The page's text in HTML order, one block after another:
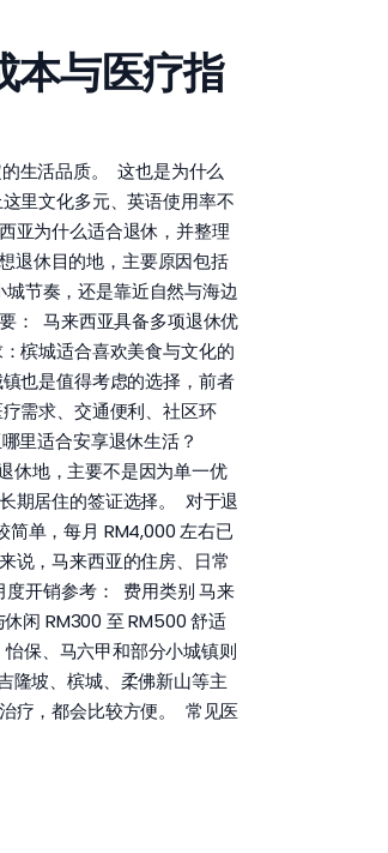
本与医疗指
生活品质。 这也是为什么
里文化多元、英语使用率不
亚为什么适合退休，并整理
退休目的地，主要原因包括
节奏，还是靠近自然与海边
： 马来西亚具备多项退休优
槟城适合喜欢美食与文化的
也是值得考虑的选择，前者
需求、交通便利、社区环
里适合安享退休生活？
休地，主要不是因为单一优
期居住的签证选择。 对于退
单，每月 RM4,000 左右已
说，马来西亚的住房、日常
度开销参考： 费用类别 马来
闲 RM300 至 RM500 舒适
保、马六甲和部分小城镇则
隆坡、槟城、柔佛新山等主
疗，都会比较方便。 常见医